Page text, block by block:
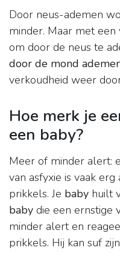
Door neus-ademen
minder. Maar met
om door de neus te
door de mond
verkoudheid weer
Hoe merk je
een baby?
Meer of minder alert:
van asfyxie is vaak
prikkels. Je baby huilt
baby die een ernstige
minder alert en
prikkels. Hij kan suf